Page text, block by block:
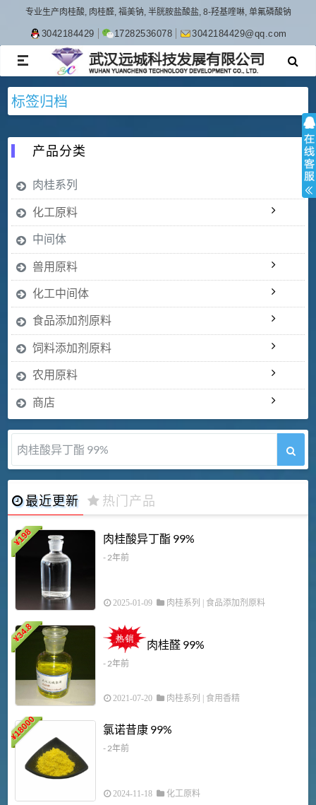
专业生产肉桂酸, 肉桂醛, 福美钠, 半胱胺盐酸盐, 8-羟基喹啉, 单氟磷酸钠
3042184429 17282536078 3042184429@qq.com
TOGGLE
NAVIGATION
标签归档
产品分类
肉桂系列
化工原料
中间体
兽用原料
化工中间体
食品添加剂原料
饲料添加剂原料
农用原料
商店
肉桂酸异丁酯 99%
最近更新 热门产品
¥
198 肉桂酸异丁酯 99%
- 2年前
2025-01-09 肉桂系列 食品添加剂原料
¥
34.8
肉桂醛 99%
- 2年前
2021-07-20 肉桂系列 食用香精
¥
18000 氯诺昔康 99%
- 2年前
2024-11-18 化工原料